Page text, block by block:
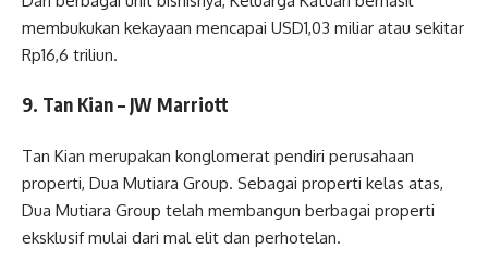
membukukan kekayaan mencapai USD1,03 miliar atau sekitar
Rp16,6 triliun.
9. Tan Kian – JW Marriott
Tan Kian merupakan konglomerat pendiri perusahaan
properti, Dua Mutiara Group. Sebagai properti kelas atas,
Dua Mutiara Group telah membangun berbagai properti
eksklusif mulai dari mal elit dan perhotelan.